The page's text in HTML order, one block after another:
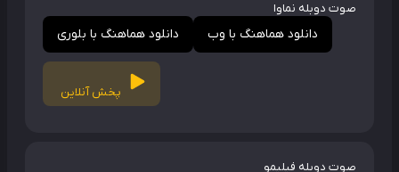
صوت دوبله نماوا
دانلود هماهنگ با وب دانلود هماهنگ با بلوری
پخش آنلاین
صوت دوبله فیلیمو